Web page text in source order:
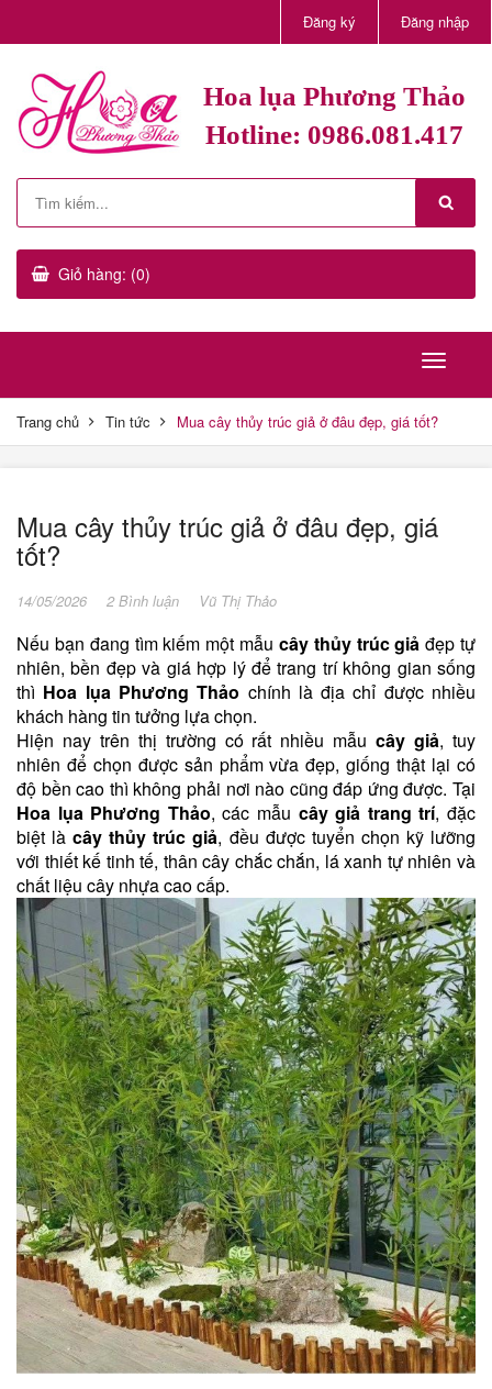
Đăng ký Đăng nhập
Hoa lụa Phương Thảo
Hotline: 0986.081.417
Giỏ hàng: (0)
Trang chủ Tin tức Mua cây thủy trúc giả ở đâu đẹp, giá tốt?
Mua cây thủy trúc giả ở đâu đẹp, giá
tốt?
14/05/2026 2 Bình luận Vũ Thị Thảo
Nếu bạn đang tìm kiếm một mẫu cây thủy trúc giả đẹp tự
nhiên, bền đẹp và giá hợp lý để trang trí không gian sống
thì Hoa lụa Phương Thảo chính là địa chỉ được nhiều
khách hàng tin tưởng lựa chọn.
Hiện nay trên thị trường có rất nhiều mẫucây giả, tuy
nhiên để chọn được sản phẩm vừa đẹp, giống thật lại có
độ bền cao thì không phải nơi nào cũng đáp ứng được. Tại
Hoa lụa Phương Thảo, các mẫu cây giả trang trí, đặc
biệt làcây thủy trúc giả, đều được tuyển chọn kỹ lưỡng
với thiết kế tinh tế, thân cây chắc chắn, lá xanh tự nhiên và
chất liệu cây nhựa cao cấp.